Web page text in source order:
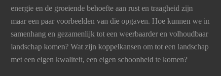
energie en de groeiende behoefte aan rust en traagheid zijn
maar een paar voorbeelden van die opgaven. Hoe kunnen we in
samenhang en gezamenlijk tot een weerbaarder en volhoudbaar
landschap komen? Wat zijn koppelkansen om tot een landschap
met een eigen kwaliteit, een eigen schoonheid te komen?